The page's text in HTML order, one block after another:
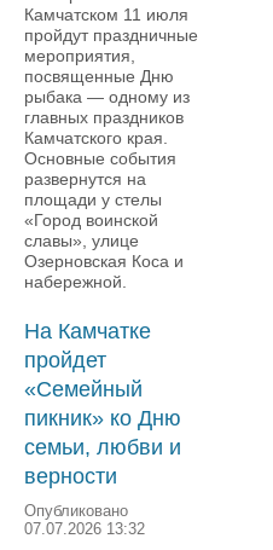
Камчатском 11 июля
пройдут праздничные
мероприятия,
посвященные Дню
рыбака — одному из
главных праздников
Камчатского края.
Основные события
развернутся на
площади у стелы
«Город воинской
славы», улице
Озерновская Коса и
набережной.
На Камчатке
пройдет
«Семейный
пикник» ко Дню
семьи, любви и
верности
Опубликовано
07.07.2026 13:32